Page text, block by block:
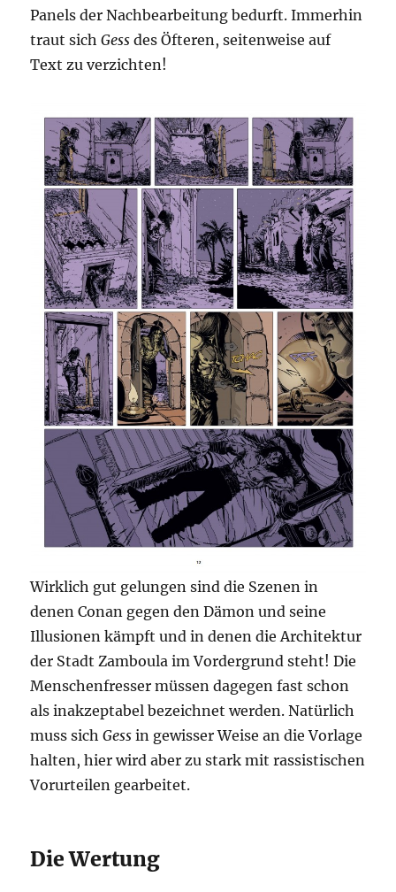
Panels der Nachbearbeitung bedurft. Immerhin
traut sichGess des Öfteren, seitenweise auf
Text zu verzichten!
Wirklich gut gelungen sind die Szenen in
denen Conan gegen den Dämon und seine
Illusionen kämpft und in denen die Architektur
der Stadt Zamboula im Vordergrund steht! Die
Menschenfresser müssen dagegen fast schon
als inakzeptabel bezeichnet werden. Natürlich
muss sichGess in gewisser Weise an die Vorlage
halten, hier wird aber zu stark mit rassistischen
Vorurteilen gearbeitet.
Die Wertung